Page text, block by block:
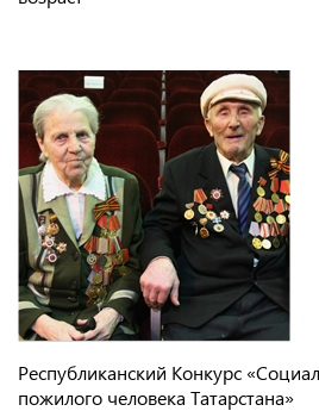
Республиканский Конкурс
пожилого человека Татарстана»